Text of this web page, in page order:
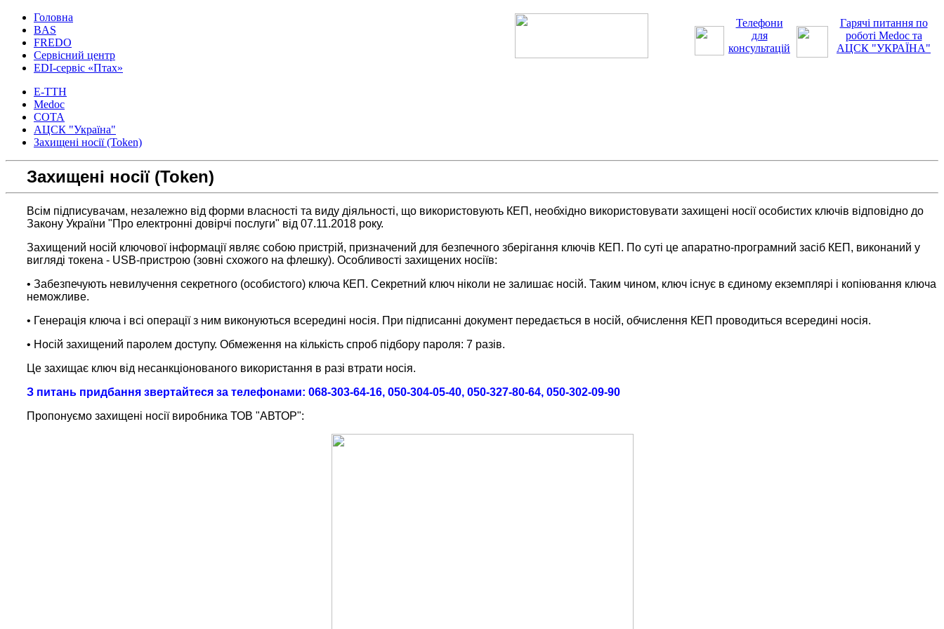
Телефони
для
консультацій
Гарячі питання по
роботі Medoc та
АЦСК "УКРАЇНА"
Головна
BAS
FREDO
Сервісний центр
EDI-сервіс «Птах»
Е-ТТН
Medoc
СОТА
АЦСК "Україна"
Захищені носії (Token)
Захищені носії (Token)
Всім підписувачам, незалежно від форми власності та виду діяльності, що використовують КЕП, необхідно використовувати захищені носії особистих ключів відповідно до
Закону України "Про електронні довірчі послуги" від 07.11.2018 року.
Захищений носій ключової інформації являє собою пристрій, призначений для безпечного зберігання ключів КЕП. По суті це апаратно-програмний засіб КЕП, виконаний у
вигляді токена - USB-пристрою (зовні схожого на флешку). Особливості захищених носіїв:
• Забезпечують невилучення секретного (особистого) ключа КЕП. Секретний ключ ніколи не залишає носій. Таким чином, ключ існує в єдиному екземплярі і копіювання ключа
неможливе.
• Генерація ключа і всі операції з ним виконуються всередині носія. При підписанні документ передається в носій, обчислення КЕП проводиться всередині носія.
• Носій захищений паролем доступу. Обмеження на кількість спроб підбору пароля: 7 разів.
Це захищає ключ від несанкціонованого використання в разі втрати носія.
З питань придбання звертайтеся за телефонами: 068-303-64-16, 050-304-05-40, 050-327-80-64, 050-302-09-90
Пропонуємо захищені носії виробника ТОВ "АВТОР":